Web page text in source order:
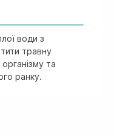
води з
травну
та
ранку.